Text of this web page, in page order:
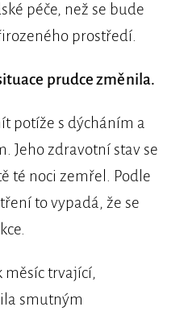
péče, než se bude
prostředí.
prudce změnila.
potíže s dýcháním a
Jeho zdravotní stav se
té noci zemřel. Podle
to vypadá, že se
měsíc trvající,
smutným